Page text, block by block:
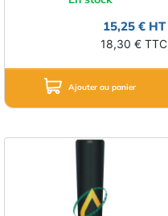
15,25 € HT
18,30 € TTC
Ajouter au panier